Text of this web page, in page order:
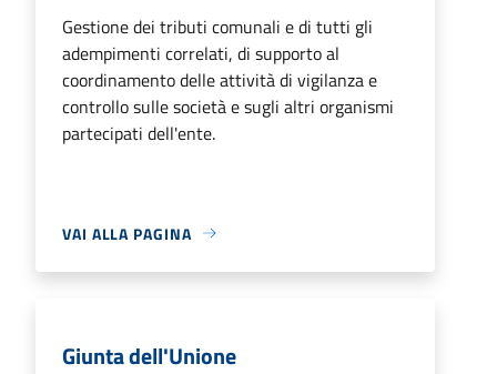
Gestione dei tributi comunali e di tutti gli
adempimenti correlati, di supporto al
coordinamento delle attività di vigilanza e
controllo sulle società e sugli altri organismi
partecipati dell'ente.
VAI ALLA PAGINA
Giunta dell'Unione